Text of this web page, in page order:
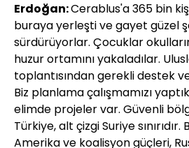
Erdoğan:Cerablus'a 365 bin
buraya yerleşti ve gayet güzel
sürdürüyorlar. Çocuklar
huzur ortamını yakaladılar.
toplantısından gerekli destek
Biz planlama çalışmamızı
elimde projeler var. Güvenli
Türkiye, alt çizgi Suriye
Amerika ve koalisyon güçleri,